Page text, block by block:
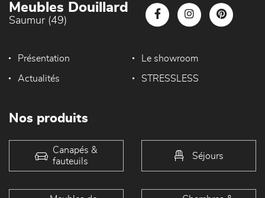
Meubles Douillard
Saumur (49)
Présentation Le showroom
Actualités STRESSLESS
Nos produits
Canapés &
fauteuils
Séjours